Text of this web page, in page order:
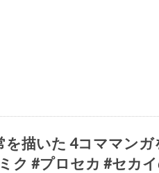
描いた 4コママンガ
ク #プロセカ #セカ